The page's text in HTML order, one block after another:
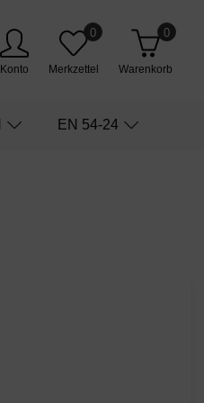
Konto Merkzettel
0
Warenkorb
0
EN 54-24